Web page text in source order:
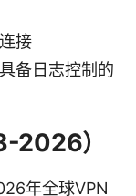
接
备日志控制的
2026）
年全球VPN